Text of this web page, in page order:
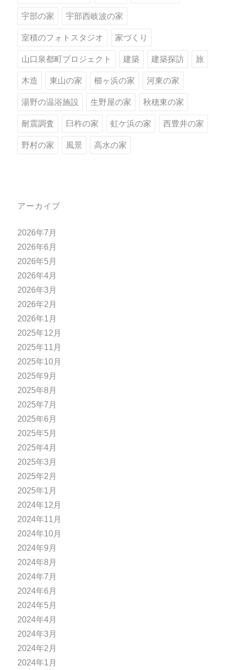
宇部の家 宇部西岐波の家
室積のフォトスタジオ 家づくり
山口泉都町プロジェクト 建築 建築探訪 旅
木造 東山の家 櫛ヶ浜の家 河東の家
湯野の温浴施設 生野屋の家 秋穂東の家
耐震調査 臼杵の家 虹ケ浜の家 西豊井の家
野村の家 風景 高水の家
アーカイブ
2026年7月
2026年6月
2026年5月
2026年4月
2026年3月
2026年2月
2026年1月
2025年12月
2025年11月
2025年10月
2025年9月
2025年8月
2025年7月
2025年6月
2025年5月
2025年4月
2025年3月
2025年2月
2025年1月
2024年12月
2024年11月
2024年10月
2024年9月
2024年8月
2024年7月
2024年6月
2024年5月
2024年4月
2024年3月
2024年2月
2024年1月